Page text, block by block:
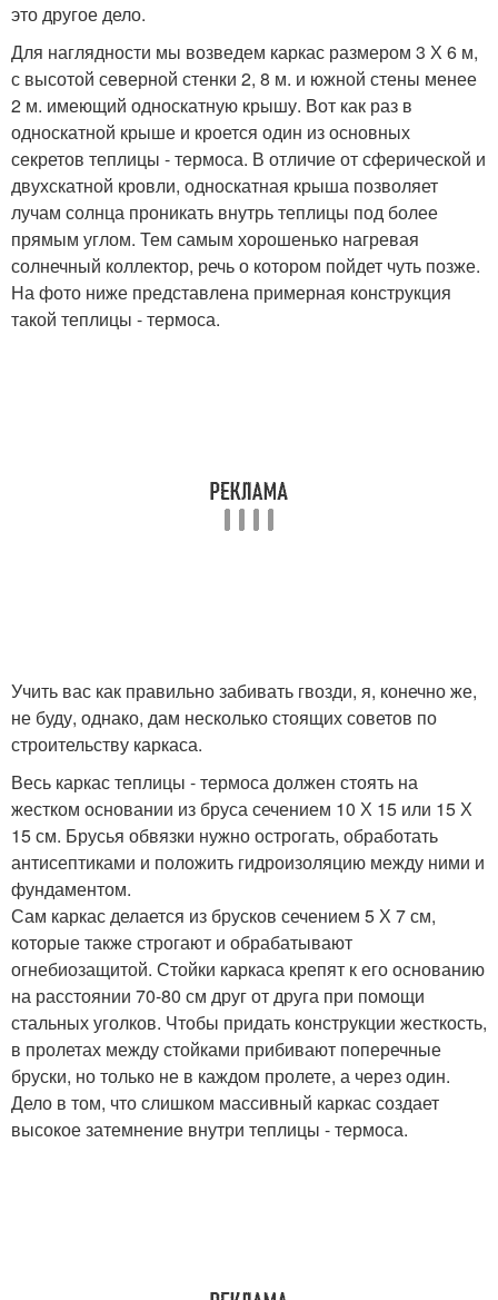
это другое дело.
Для наглядности мы возведем каркас размером 3 Х 6 м,
с высотой северной стенки 2, 8 м. и южной стены менее
2 м. имеющий односкатную крышу. Вот как раз в
односкатной крыше и кроется один из основных
секретов теплицы - термоса. В отличие от сферической и
двухскатной кровли, односкатная крыша позволяет
лучам солнца проникать внутрь теплицы под более
прямым углом. Тем самым хорошенько нагревая
солнечный коллектор, речь о котором пойдет чуть позже.
На фото ниже представлена примерная конструкция
такой теплицы - термоса.
Учить вас как правильно забивать гвозди, я, конечно же,
не буду, однако, дам несколько стоящих советов по
строительству каркаса.
Весь каркас теплицы - термоса должен стоять на
жестком основании из бруса сечением 10 Х 15 или 15 Х
15 см. Брусья обвязки нужно острогать, обработать
антисептиками и положить гидроизоляцию между ними и
фундаментом.
Сам каркас делается из брусков сечением 5 Х 7 см,
которые также строгают и обрабатывают
огнебиозащитой. Стойки каркаса крепят к его основанию
на расстоянии 70-80 см друг от друга при помощи
стальных уголков. Чтобы придать конструкции жесткость,
в пролетах между стойками прибивают поперечные
бруски, но только не в каждом пролете, а через один.
Дело в том, что слишком массивный каркас создает
высокое затемнение внутри теплицы - термоса.